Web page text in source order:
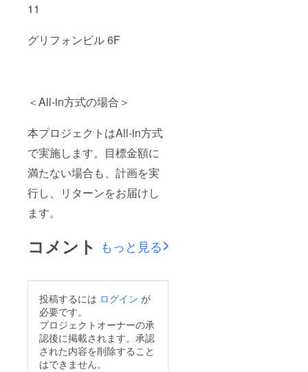
11
グリフォンビル 6F
＜All-in方式の場合＞
本プロジェクトはAll-in方式
で実施します。目標金額に
満たない場合も、計画を実
行し、リターンをお届けし
ます。
コメント もっと見る
投稿するには ログイン が
必要です。
プロジェクトオーナーの承
認後に掲載されます。承認
された内容を削除すること
はできません。